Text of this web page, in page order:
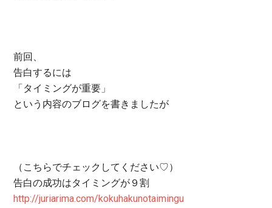
前回、
告白するには
「タイミングが重要」
という内容のブログを書きましたが
（こちらでチェックしてください♡）
告白の成功はタイミングが９割
http://juriarima.com/kokuhakunotaimingu